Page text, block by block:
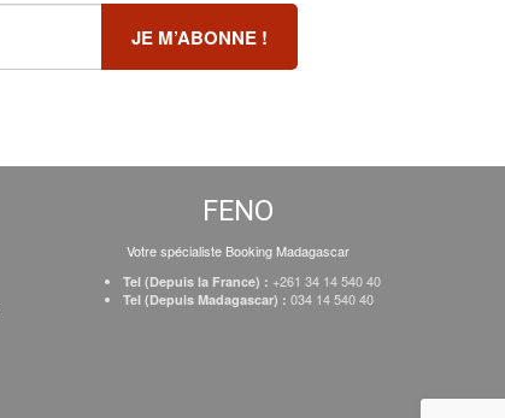
FENO
Votre spécialiste Booking Madagascar
Tel (Depuis la France) : +261 34 14 540 40
Tel (Depuis Madagascar) : 034 14 540 40